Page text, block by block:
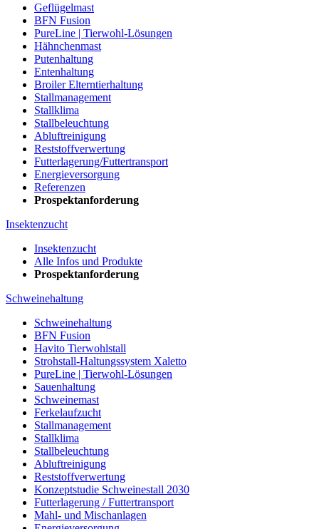
Geflügelmast
BFN Fusion
PureLine | Tierwohl-Lösungen
Hähnchenmast
Putenhaltung
Entenhaltung
Broiler Elterntierhaltung
Stallmanagement
Stallklima
Stallbeleuchtung
Abluftreinigung
Reststoffverwertung
Futterlagerung/Futtertransport
Energieversorgung
Referenzen
Prospektanforderung
Insektenzucht
Insektenzucht
Alle Infos und Produkte
Prospektanforderung
Schweinehaltung
Schweinehaltung
BFN Fusion
Havito Tierwohlstall
Strohstall-Haltungssystem Xaletto
PureLine | Tierwohl-Lösungen
Sauenhaltung
Schweinemast
Ferkelaufzucht
Stallmanagement
Stallklima
Stallbeleuchtung
Abluftreinigung
Reststoffverwertung
Konzeptstudie Schweinestall 2030
Futterlagerung / Futtertransport
Mahl- und Mischanlagen